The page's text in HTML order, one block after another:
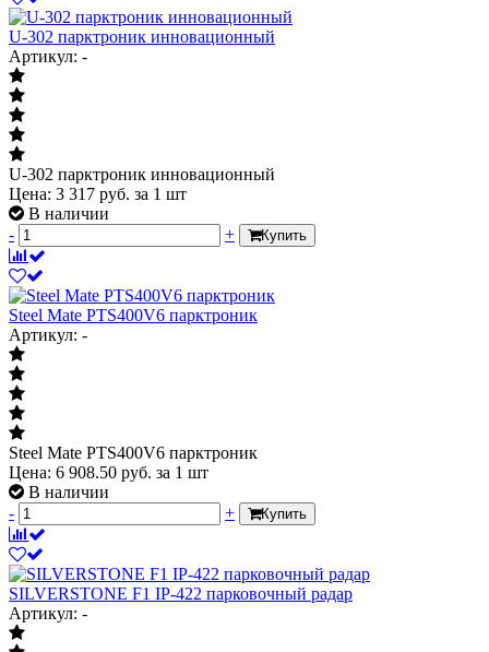
U-302 парктроник инновационный
Артикул: -
U-302 парктроник инновационный
Цена: 3 317 руб. за 1 шт
В наличии
-
+ Купить
Steel Mate PTS400V6 парктроник
Артикул: -
Steel Mate PTS400V6 парктроник
Цена: 6 908.50 руб. за 1 шт
В наличии
-
+ Купить
SILVERSTONE F1 IP-422 парковочный радар
Артикул: -